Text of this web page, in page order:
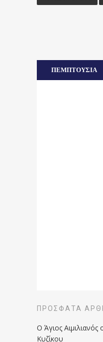
ΠΕΜΠΤΟΥΣΙΑ
ΠΡΌΣΦΑΤΑ
Ο Άγιος
Κυζίκου